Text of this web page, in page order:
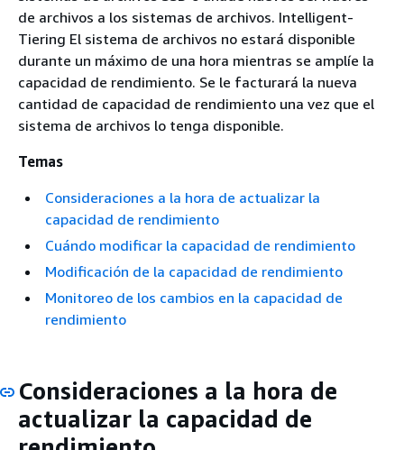
de archivos a los sistemas de archivos. Intelligent-
Tiering El sistema de archivos no estará disponible
durante un máximo de una hora mientras se amplíe la
capacidad de rendimiento. Se le facturará la nueva
cantidad de capacidad de rendimiento una vez que el
sistema de archivos lo tenga disponible.
Temas
Consideraciones a la hora de actualizar la
capacidad de rendimiento
Cuándo modificar la capacidad de rendimiento
Modificación de la capacidad de rendimiento
Monitoreo de los cambios en la capacidad de
rendimiento
Consideraciones a la hora de
actualizar la capacidad de